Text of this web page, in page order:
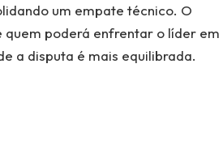
um empate técnico. O
poderá enfrentar o líder em
a disputa é mais equilibrada.